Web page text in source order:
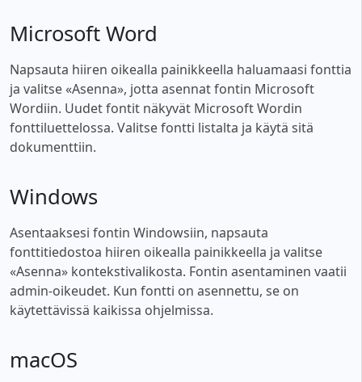
Microsoft Word
Napsauta hiiren oikealla painikkeella haluamaasi fonttia
ja valitse «Asenna», jotta asennat fontin Microsoft
Wordiin. Uudet fontit näkyvät Microsoft Wordin
fonttiluettelossa. Valitse fontti listalta ja käytä sitä
dokumenttiin.
Windows
Asentaaksesi fontin Windowsiin, napsauta
fonttitiedostoa hiiren oikealla painikkeella ja valitse
«Asenna» kontekstivalikosta. Fontin asentaminen vaatii
admin-oikeudet. Kun fontti on asennettu, se on
käytettävissä kaikissa ohjelmissa.
macOS